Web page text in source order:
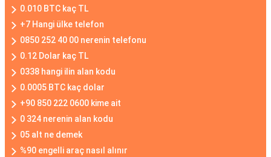
0.010 BTC kaç TL
+7 Hangi ülke telefon
0850 252 40 00 nerenin telefonu
0.12 Dolar kaç TL
0338 hangi ilin alan kodu
0.0005 BTC kaç dolar
+90 850 222 0600 kime ait
0 324 nerenin alan kodu
05 alt ne demek
%90 engelli araç nasıl alınır